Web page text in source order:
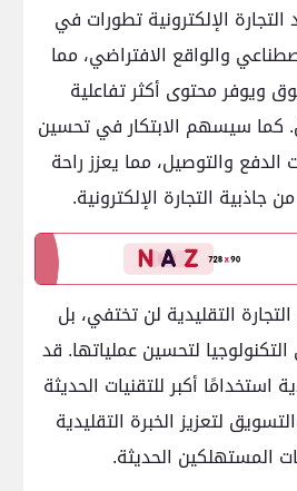
الإلكترونية تطورات في
والواقع الافتراضي، مما
ويوفر محتوى أكثر تفاعلية
كما سيسهم الابتكار في تحسين
والتوصيل، مما يعزز راحة
جاذبية التجارة الإلكترونية.
التقليدية لن تختفي، بل
لتحسين عملياتها. قد
استخدامًا أكبر للتقنيات الحديثة
لتعزيز الخبرة التقليدية
المستهلكين الحديثة.